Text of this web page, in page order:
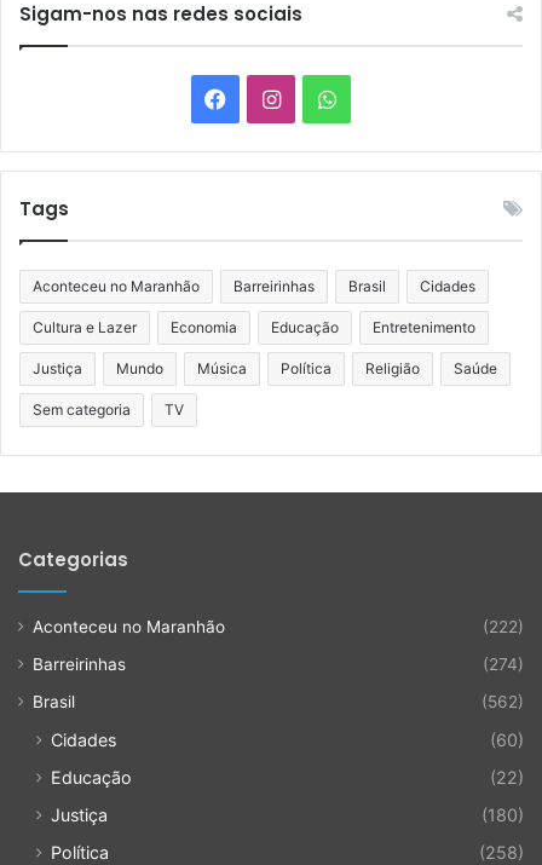
Sigam-nos nas redes sociais
FacebookInstagramWhatsApp
Tags
Aconteceu no Maranhão Barreirinhas Brasil Cidades
Cultura e Lazer Economia Educação Entretenimento
Justiça Mundo Música Política Religião Saúde
Sem categoria TV
Categorias
Aconteceu no Maranhão
(222)
Barreirinhas
(274)
Brasil
(562)
Cidades
(60)
Educação
(22)
Justiça
(180)
Política
(258)